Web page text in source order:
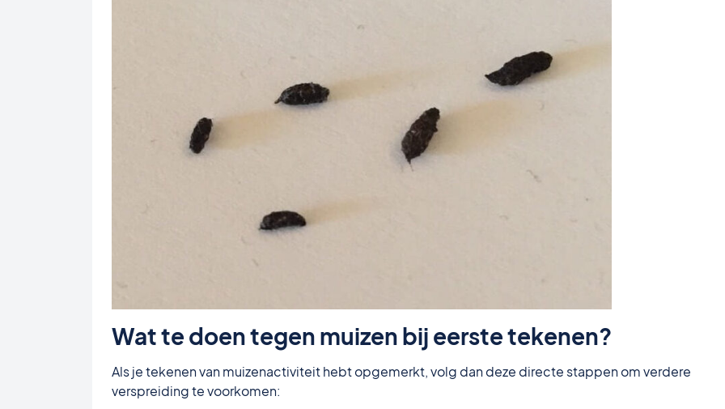
Wat te doen tegen muizen bij eerste tekenen?
Als je tekenen van muizenactiviteit hebt opgemerkt, volg dan deze directe stappen om verdere
verspreiding te voorkomen: